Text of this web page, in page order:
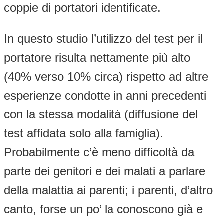
coppie di portatori identificate.
In questo studio l’utilizzo del test per il
portatore risulta nettamente più alto
(40% verso 10% circa) rispetto ad altre
esperienze condotte in anni precedenti
con la stessa modalità (diffusione del
test affidata solo alla famiglia).
Probabilmente c’è meno difficoltà da
parte dei genitori e dei malati a parlare
della malattia ai parenti; i parenti, d’altro
canto, forse un po’ la conoscono già e